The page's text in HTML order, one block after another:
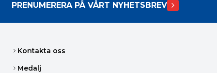
PRENUMERERA PÅ VÅRT NYHETSBREV
Kontakta oss
Medalj